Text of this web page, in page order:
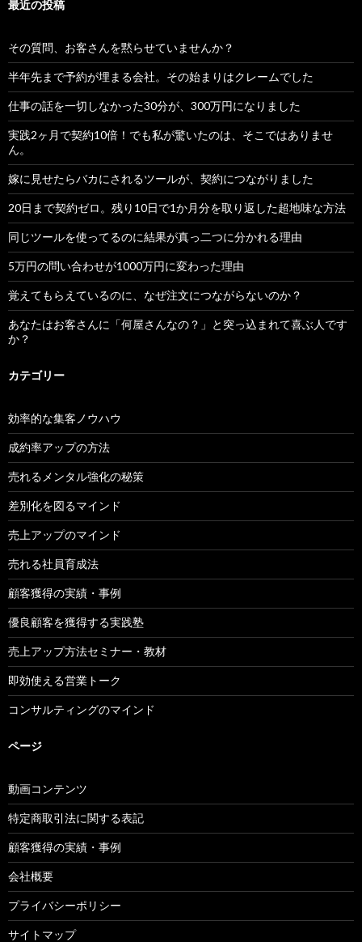
最近の投稿
その質問、お客さんを黙らせていませんか？
半年先まで予約が埋まる会社。その始まりはクレームでした
仕事の話を一切しなかった30分が、300万円になりました
実践2ヶ月で契約10倍！でも私が驚いたのは、そこではありませ
ん。
嫁に見せたらバカにされるツールが、契約につながりました
20日まで契約ゼロ。残り10日で1か月分を取り返した超地味な方法
同じツールを使ってるのに結果が真っ二つに分かれる理由
5万円の問い合わせが1000万円に変わった理由
覚えてもらえているのに、なぜ注文につながらないのか？
あなたはお客さんに「何屋さんなの？」と突っ込まれて喜ぶ人です
か？
カテゴリー
効率的な集客ノウハウ
成約率アップの方法
売れるメンタル強化の秘策
差別化を図るマインド
売上アップのマインド
売れる社員育成法
顧客獲得の実績・事例
優良顧客を獲得する実践塾
売上アップ方法セミナー・教材
即効使える営業トーク
コンサルティングのマインド
ページ
動画コンテンツ
特定商取引法に関する表記
顧客獲得の実績・事例
会社概要
プライバシーポリシー
サイトマップ